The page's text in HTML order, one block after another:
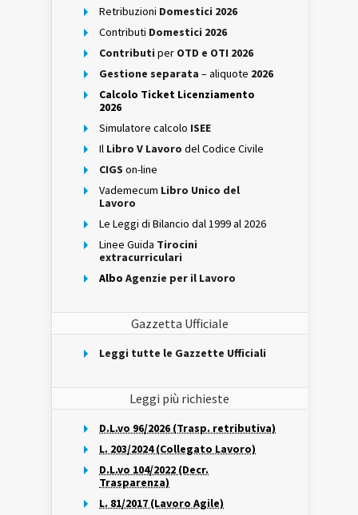
Retribuzioni Domestici 2026
Contributi Domestici 2026
Contributi per OTD e OTI 2026
Gestione separata – aliquote 2026
Calcolo Ticket Licenziamento
2026
Simulatore calcolo ISEE
Il Libro V Lavoro del Codice Civile
CIGS on-line
Vademecum Libro Unico del
Lavoro
Le Leggi di Bilancio dal 1999 al 2026
Linee Guida Tirocini
extracurriculari
Albo Agenzie per il Lavoro
Gazzetta Ufficiale
Leggi tutte le Gazzette Ufficiali
Leggi più richieste
D.L.vo 96/2026 (Trasp. retributiva)
L. 203/2024 (Collegato Lavoro)
D.L.vo 104/2022 (Decr.
Trasparenza)
L. 81/2017 (Lavoro Agile)